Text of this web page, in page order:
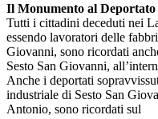
Il Monumento al
Tutti i cittadini deceduti nei
essendo lavoratori delle
Giovanni, sono ricordati
Sesto San Giovanni,
Anche i deportati
industriale di Sesto San
Antonio, sono ricordati sul